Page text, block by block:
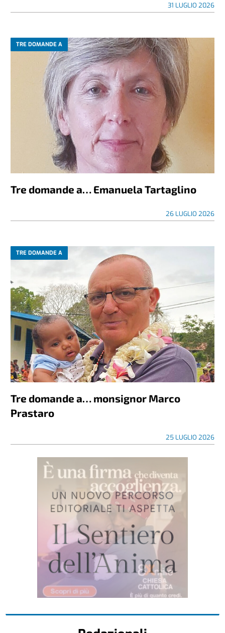
31 LUGLIO 2026
TRE DOMANDE A
Tre domande a… Emanuela Tartaglino
26 LUGLIO 2026
TRE DOMANDE A
Tre domande a… monsignor Marco
Prastaro
25 LUGLIO 2026